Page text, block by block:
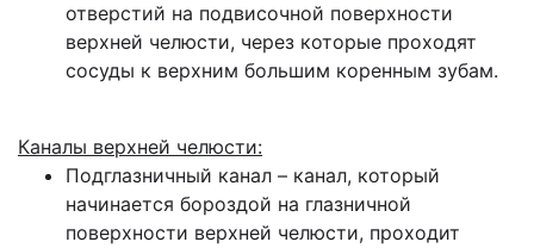
отверстий на подвисочной поверхности
верхней челюсти, через которые проходят
сосуды к верхним большим коренным зубам.
Каналы верхней челюсти:
Подглазничный канал – канал, который
начинается бороздой на глазничной
поверхности верхней челюсти, проходит